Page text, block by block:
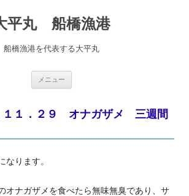
平丸 船橋漁港
船橋漁港を代表する大平丸
メニュー
１１．２９ オナガザメ 三週間
なります。
オナガザメを食べたら無味無臭であり、サ